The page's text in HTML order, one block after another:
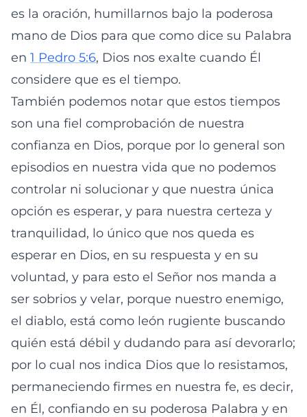
es la oración, humillarnos bajo la poderosa
mano de Dios para que como dice su Palabra
en 1 Pedro 5:6, Dios nos exalte cuando Él
considere que es el tiempo.
También podemos notar que estos tiempos
son una fiel comprobación de nuestra
confianza en Dios, porque por lo general son
episodios en nuestra vida que no podemos
controlar ni solucionar y que nuestra única
opción es esperar, y para nuestra certeza y
tranquilidad, lo único que nos queda es
esperar en Dios, en su respuesta y en su
voluntad, y para esto el Señor nos manda a
ser sobrios y velar, porque nuestro enemigo,
el diablo, está como león rugiente buscando
quién está débil y dudando para así devorarlo;
por lo cual nos indica Dios que lo resistamos,
permaneciendo firmes en nuestra fe, es decir,
en Él, confiando en su poderosa Palabra y en